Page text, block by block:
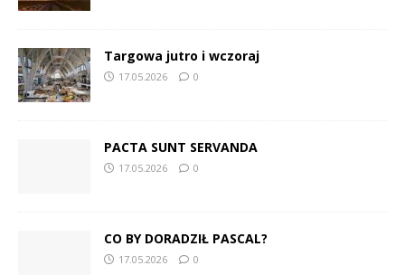
Targowa jutro i wczoraj
17.05.2026 0
PACTA SUNT SERVANDA
17.05.2026 0
CO BY DORADZIŁ PASCAL?
17.05.2026 0